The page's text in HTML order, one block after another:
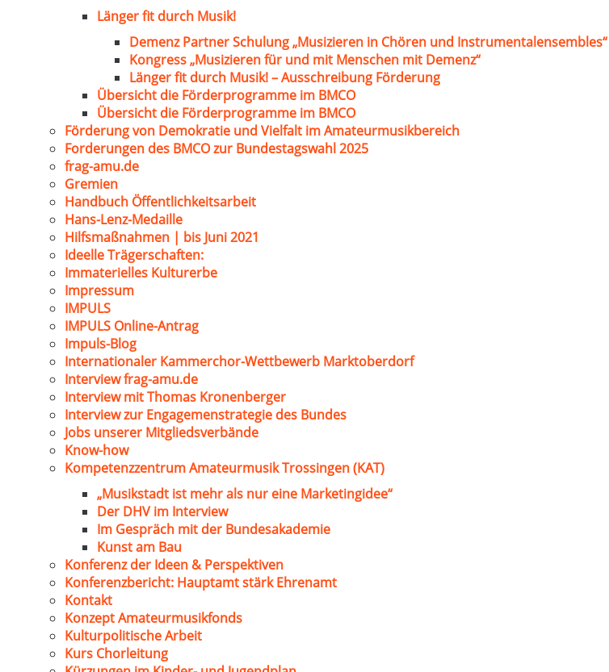
Länger fit durch Musik!
Demenz Partner Schulung „Musizieren in Chören und Instrumentalensembles“
Kongress „Musizieren für und mit Menschen mit Demenz“
Länger fit durch Musik! – Ausschreibung Förderung
Übersicht die Förderprogramme im BMCO
Übersicht die Förderprogramme im BMCO
Förderung von Demokratie und Vielfalt im Amateurmusikbereich
Forderungen des BMCO zur Bundestagswahl 2025
frag-amu.de
Gremien
Handbuch Öffentlichkeitsarbeit
Hans-Lenz-Medaille
Hilfsmaßnahmen | bis Juni 2021
Ideelle Trägerschaften:
Immaterielles Kulturerbe
Impressum
IMPULS
IMPULS Online-Antrag
Impuls-Blog
Internationaler Kammerchor-Wettbewerb Marktoberdorf
Interview frag-amu.de
Interview mit Thomas Kronenberger
Interview zur Engagemenstrategie des Bundes
Jobs unserer Mitgliedsverbände
Know-how
Kompetenzzentrum Amateurmusik Trossingen (KAT)
„Musikstadt ist mehr als nur eine Marketingidee“
Der DHV im Interview
Im Gespräch mit der Bundesakademie
Kunst am Bau
Konferenz der Ideen & Perspektiven
Konferenzbericht: Hauptamt stärk Ehrenamt
Kontakt
Konzept Amateurmusikfonds
Kulturpolitische Arbeit
Kurs Chorleitung